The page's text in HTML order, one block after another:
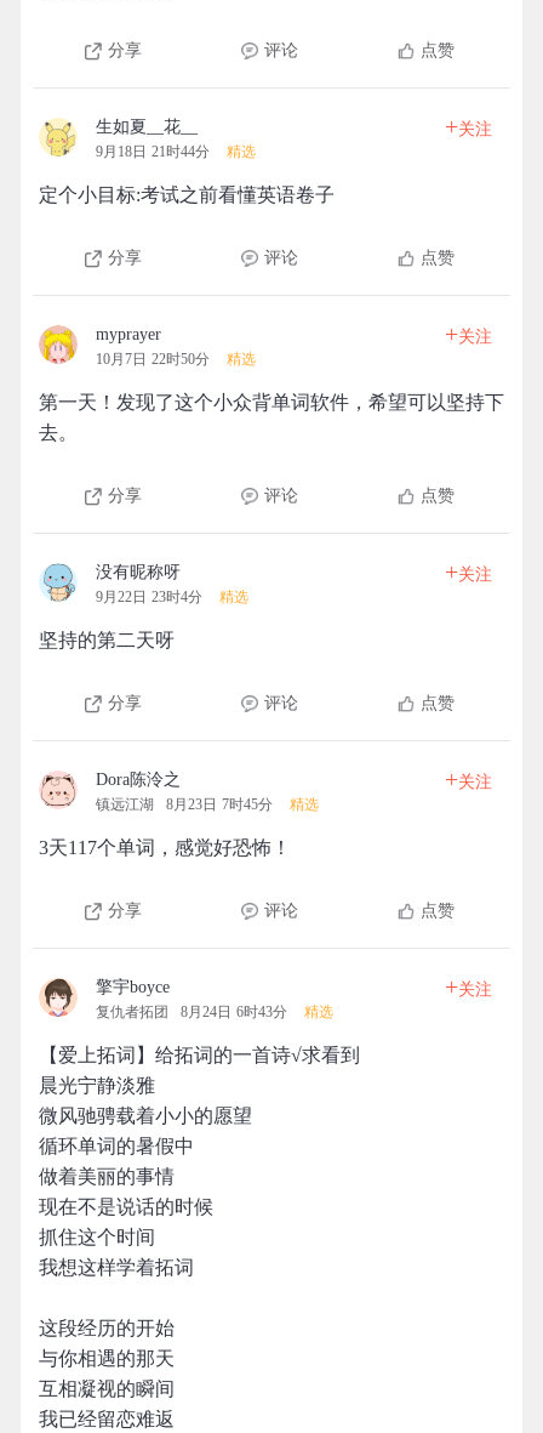
分享 评论 点赞
生如夏__花__
9月18日 21时44分 精选
+关注
定个小目标:考试之前看懂英语卷子
分享 评论 点赞
myprayer
10月7日 22时50分 精选
+关注
第一天！发现了这个小众背单词软件，希望可以坚持下
去。
分享 评论 点赞
没有昵称呀
9月22日 23时4分 精选
+关注
坚持的第二天呀
分享 评论 点赞
Dora陈泠之
镇远江湖 8月23日 7时45分 精选
+关注
3天117个单词，感觉好恐怖！
分享 评论 点赞
擎宇boyce
复仇者拓团 8月24日 6时43分 精选
+关注
【爱上拓词】给拓词的一首诗√求看到
晨光宁静淡雅
微风驰骋载着小小的愿望
循环单词的暑假中
做着美丽的事情
现在不是说话的时候
抓住这个时间
我想这样学着拓词
这段经历的开始
与你相遇的那天
互相凝视的瞬间
我已经留恋难返